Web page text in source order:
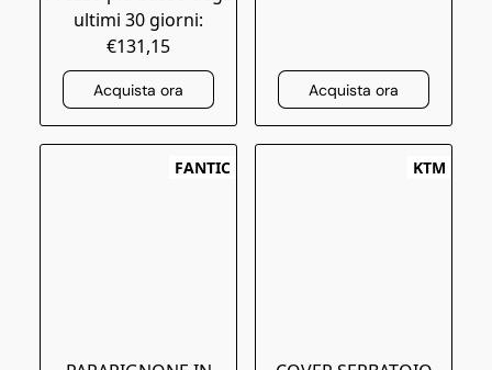
ultimi 30 giorni:
€131,15
Acquista ora Acquista ora
FANTIC KTM